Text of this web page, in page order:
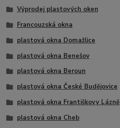
Výprodej plastových oken
Francouzská okna
plastová okna Domažlice
plastová okna Benešov
plastová okna Beroun
plastová okna České Budějovice
plastová okna Františkovy Lázně
plastová okna Cheb